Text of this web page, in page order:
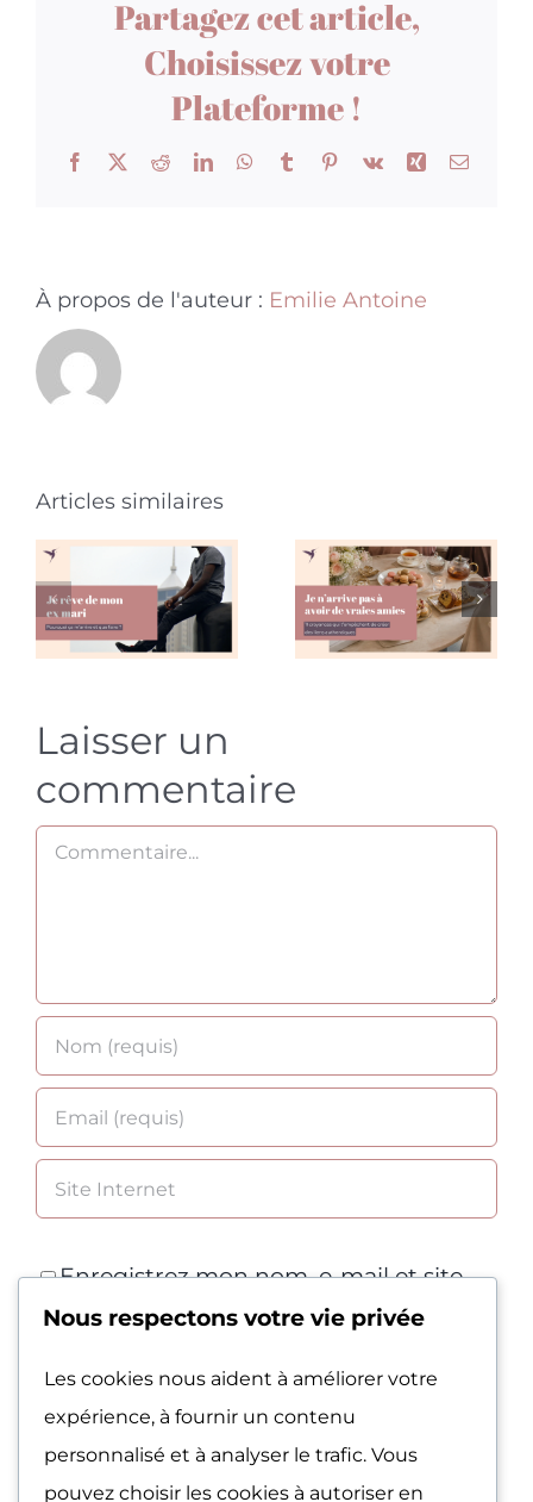
Partagez cet article,
Choisissez votre
Plateforme !
Facebook
X RedditLinkedInWhatsApp
TumblrPinterest
Vk Xing Email
À propos de l'auteur : Emilie Antoine
Articles similaires
mon ex
mari :
pourquoi
ça
m’arrive
faire ?
pas à avoir
de vraies
amies :
pourquoi
Laisser un
commentaire
Commentaire
Enregistrez mon nom, e-mail et site
Web dans ce navigateur pour la
prochaine fois que je commenterai.
Nous respectons votre vie privée
Les cookies nous aident à améliorer votre
expérience, à fournir un contenu
personnalisé et à analyser le trafic. Vous
pouvez choisir les cookies à autoriser en